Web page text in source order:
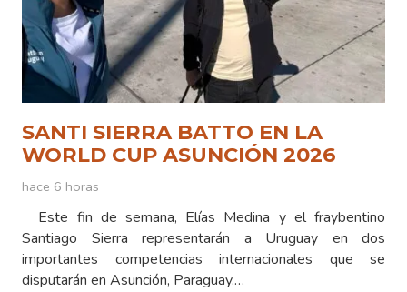
SANTI SIERRA BATTO EN LA
WORLD CUP ASUNCIÓN 2026
hace 6 horas
Este fin de semana, Elías Medina y el fraybentino
Santiago Sierra representarán a Uruguay en dos
importantes competencias internacionales que se
disputarán en Asunción, Paraguay.…